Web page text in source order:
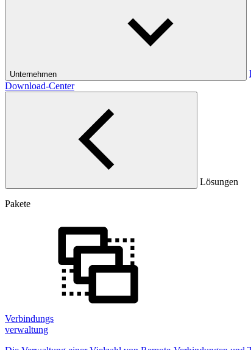
Unternehmen
Download-Center
Lösungen
Pakete
Verbindungs
verwaltung